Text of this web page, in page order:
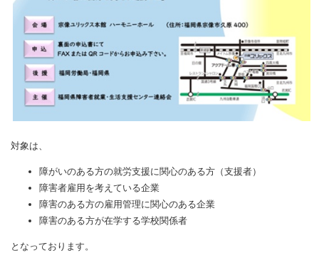
対象は、
障がいのある方の就労支援に関心のある方（支援者）
障害者雇用を考えている企業
障害のある方の雇用管理に関心のある企業
障害のある方が在学する学校関係者
となっております。